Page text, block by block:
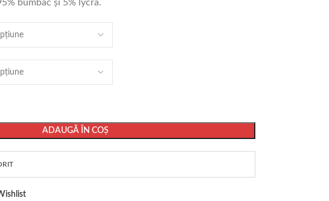
bumbac și 5% lycra.
ADAUGĂ ÎN COȘ